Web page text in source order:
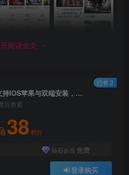
兼容SDK广告，
码支持反编译超
译工具
提取码：2360
阅读全文
SKAPP 高清影视APP 支持IOS苹果与双端安装，兼容SDK广告，运营级平台，源码支持反编译超详细教程+反编译工具
后查看
38 积分
钻石会员 免费
登录购买
已售 2